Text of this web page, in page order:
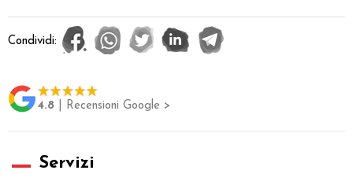
Condividi:
4.8 | Recensioni Google >
Servizi